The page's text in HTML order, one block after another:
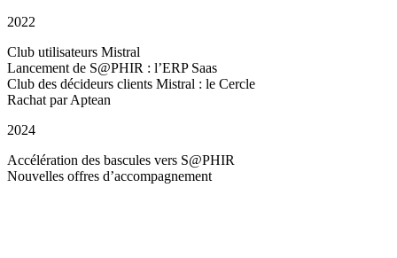
2022
Club utilisateurs Mistral
Lancement de S@PHIR : l’ERP Saas
Club des décideurs clients Mistral : le Cercle
Rachat par Aptean
2024
Accélération des bascules vers S@PHIR
Nouvelles offres d’accompagnement